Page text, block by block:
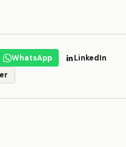
WhatsApp
LinkedIn